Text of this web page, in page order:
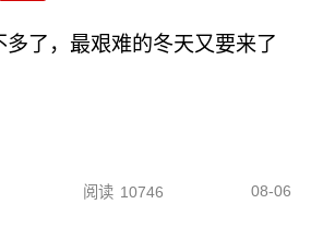
了，最艰难的冬天又要来了
阅读 10746 08-06